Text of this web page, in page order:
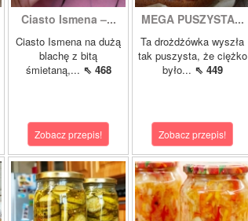
Ciasto Ismena –...
Ciasto Ismena na dużą
blachę z bitą
śmietaną,... ⇖ 468
Zobacz przepis!
MEGA PUSZYSTA...
Ta drożdżówka wyszła
tak puszysta, że ciężko
było... ⇖ 449
Zobacz przepis!